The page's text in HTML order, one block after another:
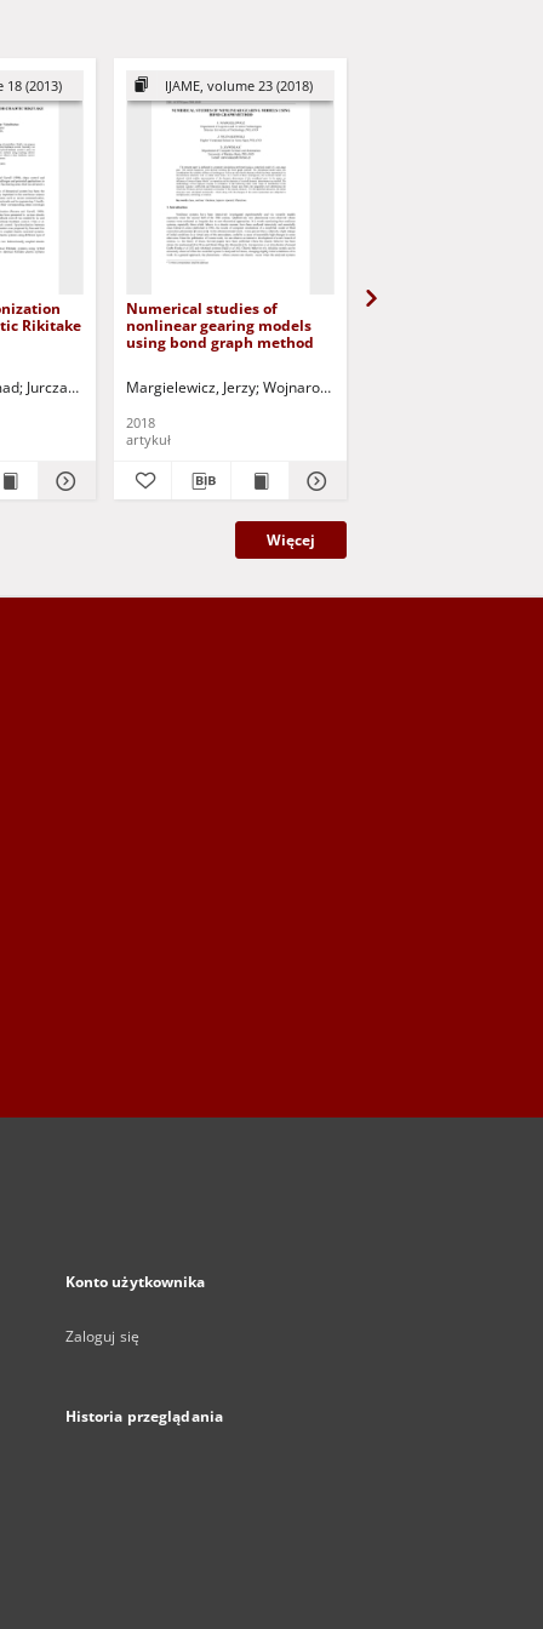
Józef (1951- ) - red. Uciński, Dariusz - red.
18 (2013)
Rikitake
Jurczak, Paweł - red.
IJAME, volume 23 (2018)
Numerical studies of
nonlinear gearing models
using bond graph method
Margielewicz, Jerzy Wojnarowski, Józef
2018
artykuł
Więcej
Konto użytkownika
Zaloguj się
Historia przeglądania